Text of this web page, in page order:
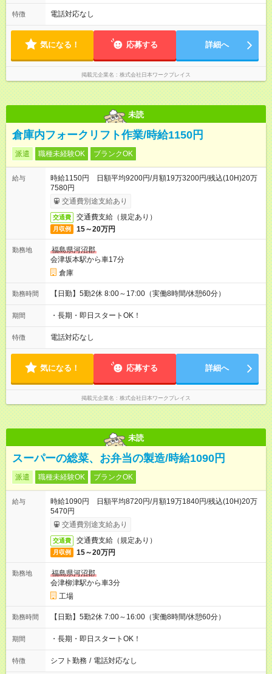
特徴 電話対応なし
気になる！ 応募する 詳細へ
掲載元企業名 株式会社日本ワークプレイス
未読
倉庫内フォークリフト作業/時給1150円
派遣 職種未経験OK ブランクOK
給与
時給1150円 日額平均9200円/月額19万3200円/残込(10H)20万
7580円
交通費別途支給あり
交通費 交通費支給（規定あり）
月収例 15～20万円
勤務地
福島県河沼郡
会津坂本駅から車17分
倉庫
勤務時間 【日勤】5勤2休 8:00～17:00（実働8時間/休憩60分）
期間 ・長期・即日スタートOK！
特徴 電話対応なし
気になる！ 応募する 詳細へ
掲載元企業名 株式会社日本ワークプレイス
未読
スーパーの総菜、お弁当の製造/時給1090円
派遣 職種未経験OK ブランクOK
給与
時給1090円 日額平均8720円/月額19万1840円/残込(10H)20万
5470円
交通費別途支給あり
交通費 交通費支給（規定あり）
月収例 15～20万円
勤務地
福島県河沼郡
会津柳津駅から車3分
工場
勤務時間 【日勤】5勤2休 7:00～16:00（実働8時間/休憩60分）
期間 ・長期・即日スタートOK！
特徴 シフト勤務 / 電話対応なし